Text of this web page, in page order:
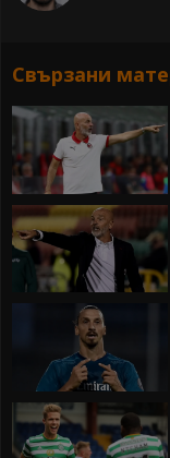
Свързани